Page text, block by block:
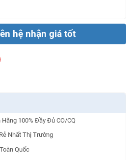
hệ nhận giá tốt
Hãng 100% Đầy Đủ CO/CQ
Nhất Thị Trường
Quốc